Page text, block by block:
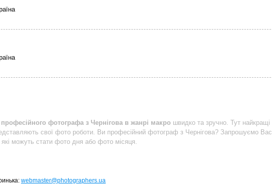
професійного фотографа з Чернігова в жанрі макро швидко та зручно. Тут найкращі
свої фото роботи. Ви професійний фотограф з Чернігова? Запрошуємо Вас
які можуть стати фото дня або фото місяця.
webmaster@photographers.ua